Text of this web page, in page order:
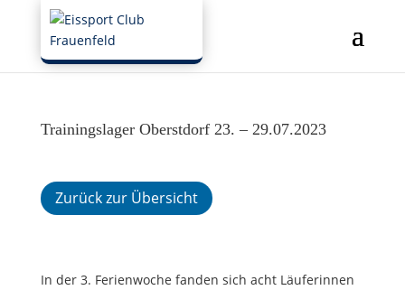
Trainingslager Oberstdorf 23. – 29.07.2023
Zurück zur Übersicht
In der 3. Ferienwoche fanden sich acht Läuferinnen